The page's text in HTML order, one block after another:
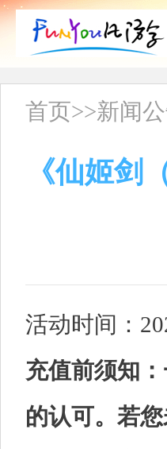
首页>>新闻
《仙姬剑
活动时间：
充值前须知
的认可。若